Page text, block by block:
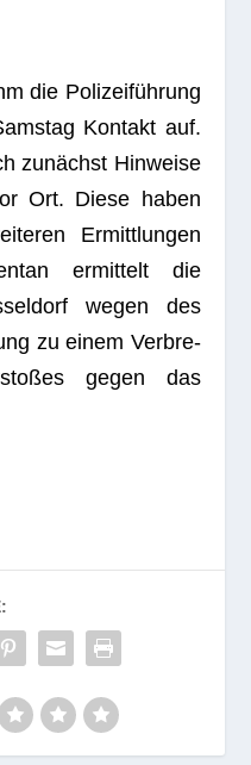
die Poli­zei­füh­rung
Kon­takt auf.
zunächst Hin­weise
Ort. Diese haben
Ermitt­lun­gen
ermit­telt die
wegen des
zu einem Ver­bre­
gegen das